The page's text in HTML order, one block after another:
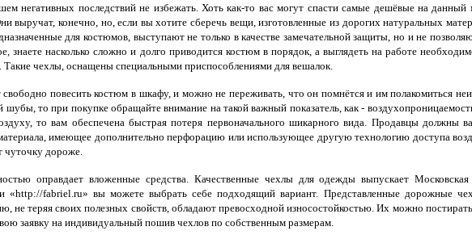
негативных последствий не избежать. Хоть как-то вас могут спасти самые дешёвые на
выручат, конечно, но, если вы хотите сберечь вещи, изготовленные из дорогих натуральных
для костюмов, выступают не только в качестве замечательной защиты, но и не
знаете насколько сложно и долго приводится костюм в порядок, а выглядеть на работе
Такие чехлы, оснащены специальными приспособлениями для вешалок.
повесить костюм в шкафу, и можно не переживать, что он помнётся и им полакомиться
шубы, то при покупке обращайте внимание на такой важный показатель, как -
то вам обеспечена быстрая потеря первоначального шикарного вида. Продавцы должны
имеющее дополнительно перфорацию или использующее другую технологию доступа
чуточку дороже.
оправдает вложенные средства. Качественные чехлы для одежды выпускает
«http://fabriel.ru» вы можете выбрать себе подходящий вариант. Представленные дорожные
не теряя своих полезных свойств, обладают превосходной износостойкостью. Их можно
заявку на индивидуальный пошив чехлов по собственным размерам.